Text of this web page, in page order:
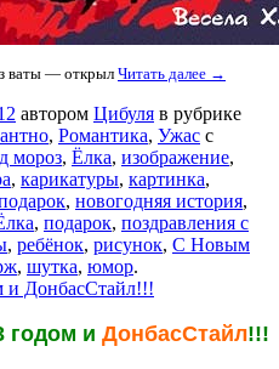
ваты — открыл Читать далее →
автором Цибуля в рубрике
, Романтика, Ужас с
мороз, Ёлка, изображение,
, карикатуры, картинка,
, новогодняя история,
, подарок, поздравления с
, ребёнок, рисунок, С Новым
, шутка, юмор.
и ДонбасСтайл!!!
годом и ДонбасСтайл!!!